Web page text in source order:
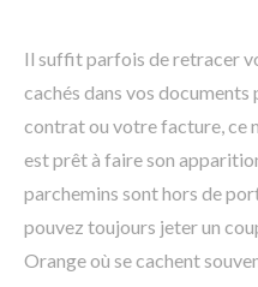
Il suffit parfois de retracer
cachés dans vos
contrat ou votre facture, ce
est prêt à faire son
parchemins sont hors de
pouvez toujours jeter un
Orange où se cachent